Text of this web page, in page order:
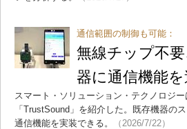
通信範囲の制御も可能：
無線チップ不
器に通信機能を
スマート・ソリューション・テクノロジ
「TrustSound」を紹介した。既存機器の
通信機能を実装できる。
（2026/7/22）